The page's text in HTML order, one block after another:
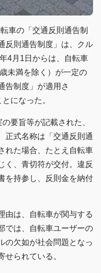
車の「交通反則通告制
反則通告制度」は、クル
4月1日からは、自転車
未満を除く）が一定の
告制度」が適用さ
になった。
要旨等が記載された、
正式名称は「交通反則通
れた場合、たとえ自転車
く、青切符が交付。違反
を持参し、反則金を納付
由は、自転車が関与する
では、自転車ユーザーの
の欠如が社会問題となっ
せられている。